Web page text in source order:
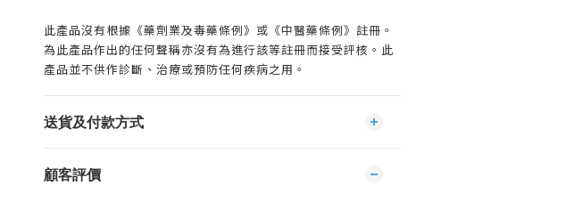
此產品沒有根據《藥劑業及毒藥條例》或《中醫藥條例》註冊。
為此產品作出的任何聲稱亦沒有為進行該等註冊而接受評核。此
產品並不供作診斷、治療或預防任何疾病之用。
送貨及付款方式
顧客評價